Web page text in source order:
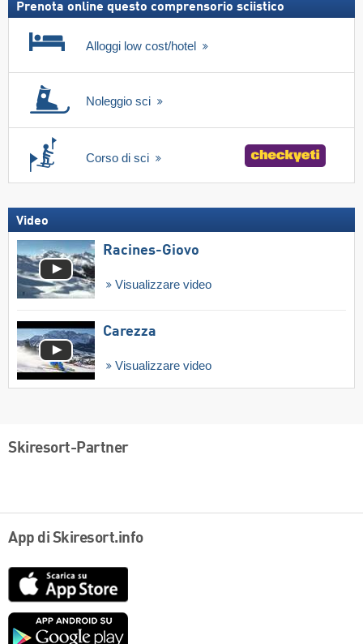
Prenota online questo comprensorio sciistico
Alloggi low cost/hotel
Noleggio sci
Corso di sci
Video
Racines-Giovo
Visualizzare video
Carezza
Visualizzare video
Skiresort-Partner
App di Skiresort.info
Google